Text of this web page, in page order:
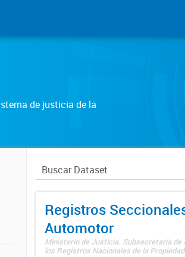
de justicia de la
Registros
Automotor
Ministerio de Justicia. Subsecretaría
los Registros Nacionales de la